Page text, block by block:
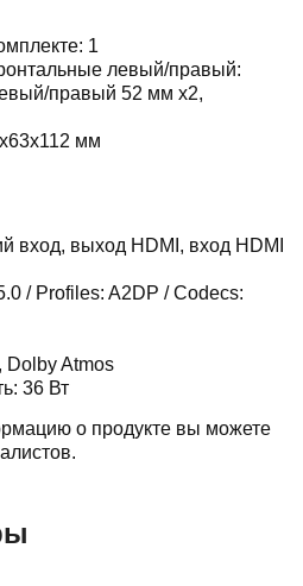
1
левый/правый:
правый 52 мм х2,
мм
вход, выход HDMI, вход HDMI
/ Profiles: A2DP / Codecs:
Atmos
36 Вт
о продукте вы можете